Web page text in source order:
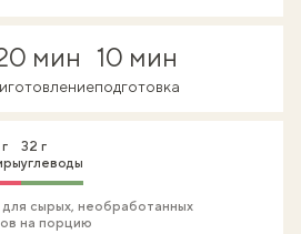
мин 10 мин
подготовка
32 г
углеводы
для сырых, необработанных
на порцию